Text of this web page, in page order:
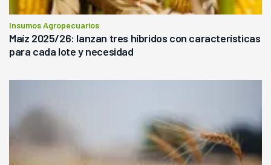
Insumos Agropecuarios
Maíz 2025/26: lanzan tres híbridos con características
para cada lote y necesidad